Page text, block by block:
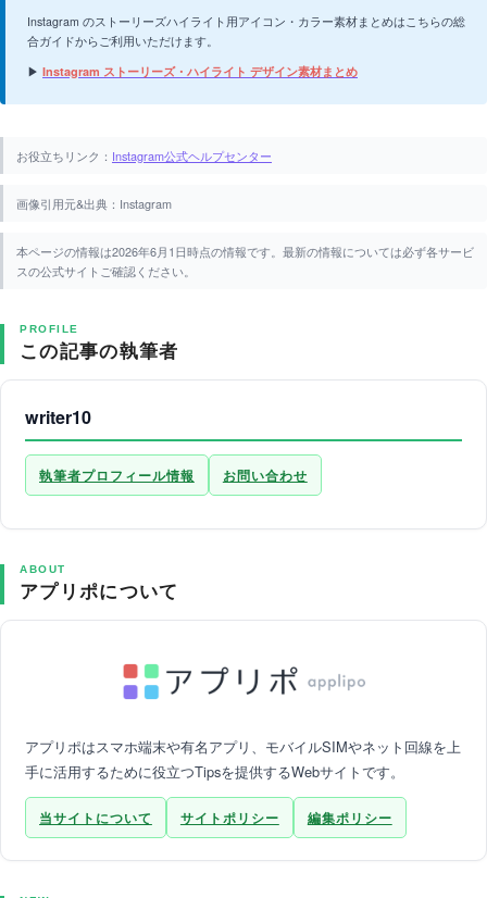
Instagram のストーリーズハイライト用アイコン・カラー素材まとめはこちらの総
合ガイドからご利用いただけます。
▶ Instagram ストーリーズ・ハイライト デザイン素材まとめ
お役立ちリンク： Instagram公式ヘルプセンター
画像引用元&出典：Instagram
本ページの情報は2026年6月1日時点の情報です。最新の情報については必ず各サービ
スの公式サイトご確認ください。
PROFILE
この記事の執筆者
writer10
執筆者プロフィール情報 お問い合わせ
ABOUT
アプリポについて
アプリポはスマホ端末や有名アプリ、モバイルSIMやネット回線を上
手に活用するために役立つTipsを提供するWebサイトです。
当サイトについて サイトポリシー 編集ポリシー